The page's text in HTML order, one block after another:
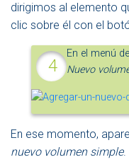
dirigimos al elemento
clic sobre él con el
En el menú
Nuevo
En ese momento,
nuevo volumen simple.